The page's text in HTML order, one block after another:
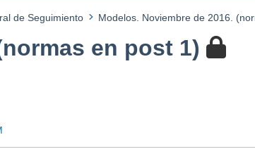
de Seguimiento Modelos. Noviembre de 2016.
en post 1)